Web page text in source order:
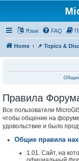
Язык FAQ
Home 📌 Topics &
Правила
Все пользователи
чтобы общение на
удовольствие и было
Общие правила
1.01. Сайт, на